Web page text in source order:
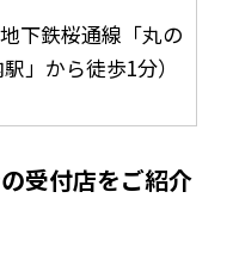
地下鉄桜通線「丸の
」から徒歩1分）
受付店をご紹介